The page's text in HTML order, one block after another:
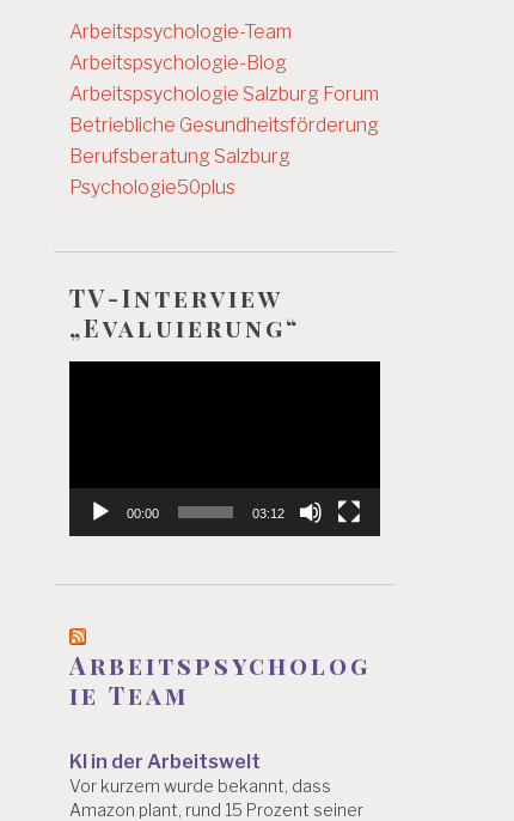
Arbeitspsychologie-Team
Arbeitspsychologie-Blog
Arbeitspsychologie Salzburg Forum
Betriebliche Gesundheitsförderung
Berufsberatung Salzburg
Psychologie50plus
TV-Interview
„Evaluierung“
00:00 03:12
Arbeitspsycholog
ie Team
KI in der Arbeitswelt
Vor kurzem wurde bekannt, dass
Amazon plant, rund 15 Prozent seiner